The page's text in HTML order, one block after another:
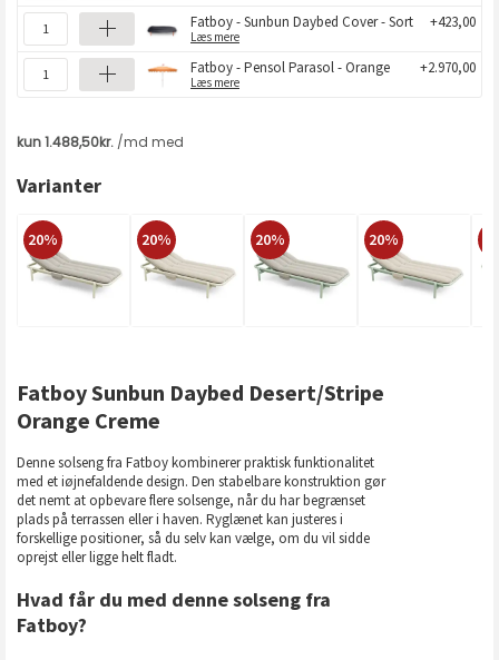
Fatboy - Sunbun Daybed Cover - Sort
Læs mere
+423,00
Fatboy - Pensol Parasol - Orange
Læs mere
+2.970,00
Varianter
20% 20% 20% 20%
Fatboy Sunbun Daybed Desert/Stripe
Orange Creme
Denne solseng fra Fatboy kombinerer praktisk funktionalitet
med et iøjnefaldende design. Den stabelbare konstruktion gør
det nemt at opbevare flere solsenge, når du har begrænset
plads på terrassen eller i haven. Ryglænet kan justeres i
forskellige positioner, så du selv kan vælge, om du vil sidde
oprejst eller ligge helt fladt.
Hvad får du med denne solseng fra
Fatboy?